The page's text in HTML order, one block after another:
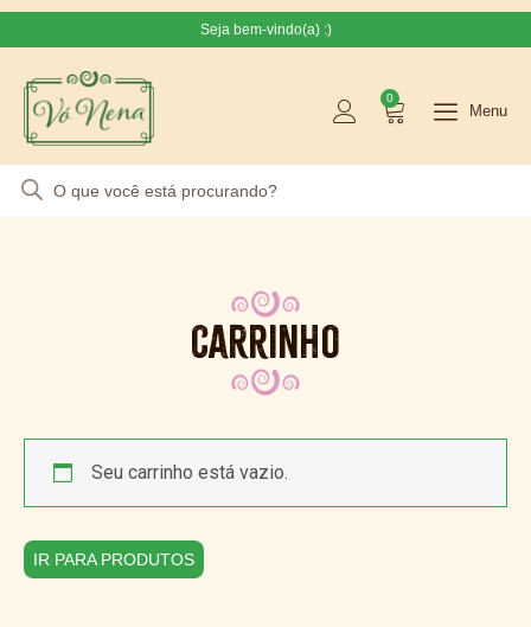
Seja bem-vindo(a) :)
0
Menu
Carrinho
Seu carrinho está vazio.
IR PARA PRODUTOS